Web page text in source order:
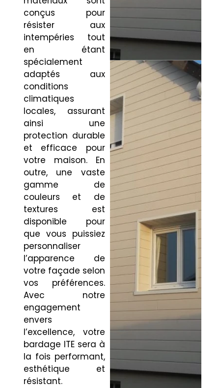
conçus pour
résister aux
intempéries tout
en étant
spécialement
adaptés aux
conditions
climatiques
locales, assurant
ainsi une
protection durable
et efficace pour
votre maison. En
outre, une vaste
gamme de
couleurs et de
textures est
disponible pour
que vous puissiez
personnaliser
l’apparence de
votre façade selon
vos préférences.
Avec notre
engagement
envers
l’excellence, votre
bardage ITE sera à
la fois performant,
esthétique et
résistant.